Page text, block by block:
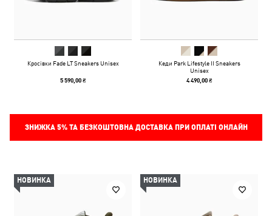
Кросівки Fade LT Sneakers Unisex
5 590,00 ₴
Кеди Park Lifestyle II Sneakers
Unisex
4 490,00 ₴
ЗНИЖКА 5%ТА БЕЗКОШТОВНА ДОСТАВКА ПРИ ОПЛАТІ ОНЛАЙН
НОВИНКА НОВИНКА